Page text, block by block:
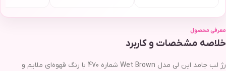
معرفی محصول
خلاصه مشخصات و کاربرد
رژ لب جامد این لی مدل Wet Brown شماره 470 با رنگ قهوه‌ای ملایم و